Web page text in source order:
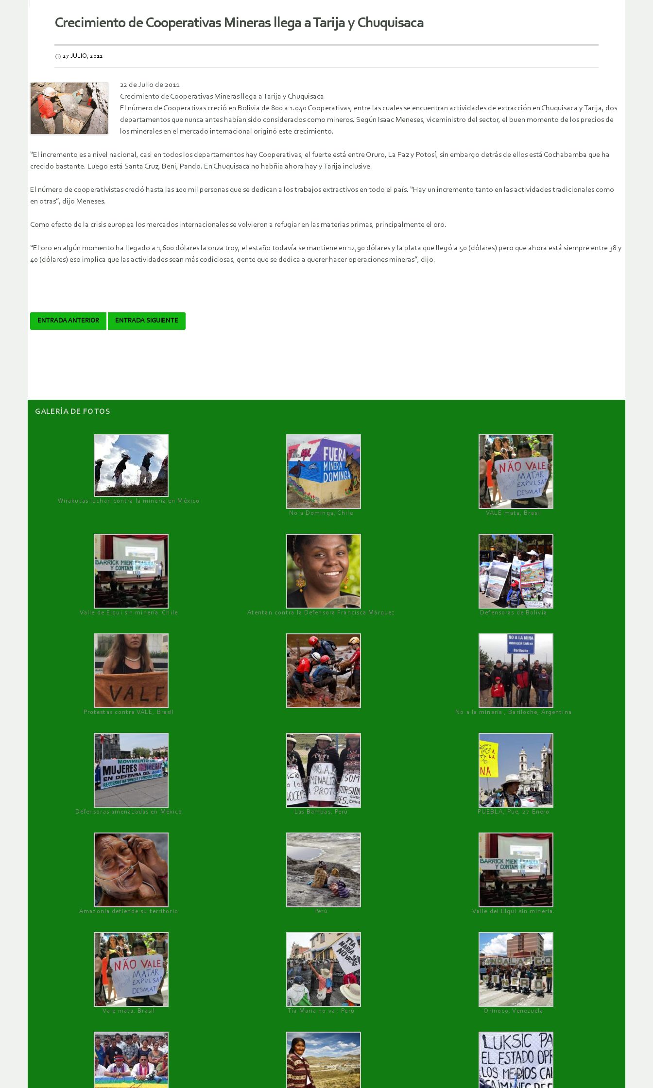
Crecimiento de Cooperativas Mineras llega a Tarija y Chuquisaca
27 JULIO, 2011
22 de Julio de 2011
Crecimiento de Cooperativas Mineras llega a Tarija y Chuquisaca
El número de Cooperativas creció en Bolivia de 800 a 1.040 Cooperativas, entre las cuales se encuentran actividades de extracción en Chuquisaca y Tarija, dos
departamentos que nunca antes habían sido considerados como mineros. Según Isaac Meneses, viceministro del sector, el buen momento de los precios de
los minerales en el mercado internacional originó este crecimiento.
“El incremento es a nivel nacional, casi en todos los departamentos hay Cooperativas, el fuerte está entre Oruro, La Paz y Potosí, sin embargo detrás de ellos está Cochabamba que ha
crecido bastante. Luego está Santa Cruz, Beni, Pando. En Chuquisaca no habñia ahora hay y Tarija inclusive.
El número de cooperativistas creció hasta las 100 mil personas que se dedican a los trabajos extractivos en todo el país. “Hay un incremento tanto en las actividades tradicionales como
en otras”, dijo Meneses.
Como efecto de la crisis europea los mercados internacionales se volvieron a refugiar en las materias primas, principalmente el oro.
“El oro en algún momento ha llegado a 1,600 dólares la onza troy, el estaño todavía se mantiene en 12,90 dólares y la plata que llegó a 50 (dólares) pero que ahora está siempre entre 38 y
40 (dólares) eso implica que las actividades sean más codiciosas, gente que se dedica a querer hacer operaciones mineras”, dijo.
Navegador
ENTRADA ANTERIOR ENTRADA SIGUIENTE
GALERÌA DE FOTOS
Wirakutas luchan contra la minería en México
No a Dominga, Chile
VALE mata, Brasil
Valle de Elqui sin minería. Chile Atentan contra la Defensora Francisca Márquez Defensoras de Bolivia
Protestas contra VALE, Brasil No a la minería , Bariloche, Argentina
Defensoras amenazadas en México Las Bambas, Perú PUEBLA, Pue, 27 Enero
Amazonía defiende su territorio Perú Valle del Elqui sin minería.
Vale mata, Brasil Tía María no va ! Perú Orinoco, Venezuela